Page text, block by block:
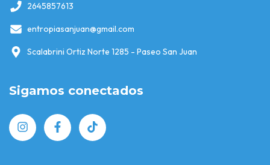
2645857613
entropiasanjuan@gmail.com
Scalabrini Ortiz Norte 1285 - Paseo San Juan
Sigamos conectados